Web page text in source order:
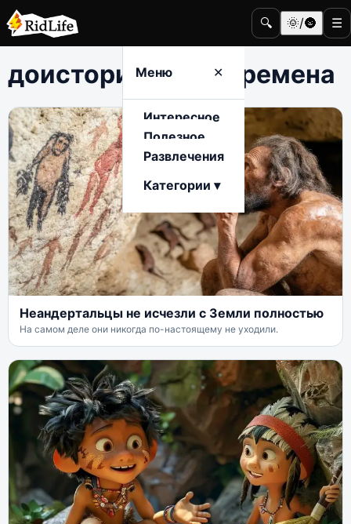
🔍 🌞/🌚 ☰
Меню ✕
Интересное
Полезное
Развлечения
Категории ▾
доисторические времена
Неандертальцы не исчезли с Земли полностью
На самом деле они никогда по-настоящему не уходили.